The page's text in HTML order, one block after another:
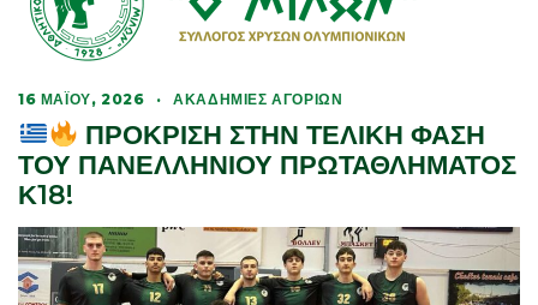
16 ΜΑΪ́ΟΥ, 2026 · ΑΚΑΔΗΜΊΕΣ ΑΓΟΡΙΏΝ
ΠΡΟΚΡΙΣΗ ΣΤΗΝ ΤΕΛΙΚΗ ΦΑΣΗ
ΤΟΥ ΠΑΝΕΛΛΗΝΙΟΥ ΠΡΩΤΑΘΛΗΜΑΤΟΣ
Κ18!